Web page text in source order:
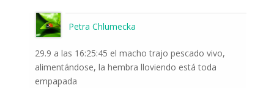
Petra Chlumecka
29.9 a las 16:25:45 el macho trajo pescado vivo,
alimentándose, la hembra lloviendo está toda
empapada